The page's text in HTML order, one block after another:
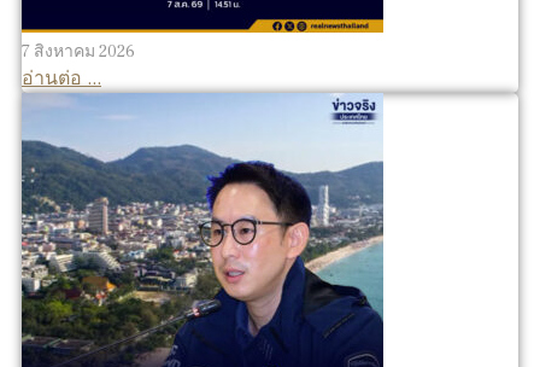
7 สิงหาคม 2026
อ่านต่อ ...